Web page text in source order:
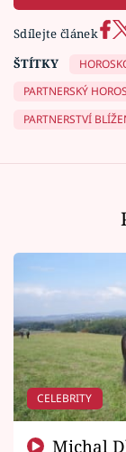
Sdílejte článek
ŠTÍTKY
PARTNERSKÝ
PARTNERSTVÍ
CELEBRITY